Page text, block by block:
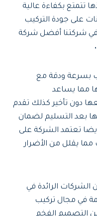
تتمتع بكفاءة عالية
على جودة التركيب
في شركتنا أفضل شركة
بسرعة ودقة مع
مما يساعد
دون تأخير كذلك تقدم
بعد التسليم لضمان
أيضا تعتمد الشركة على
مما يقلل من الأضرار
الشركات الرائدة في
في مجال تركيب